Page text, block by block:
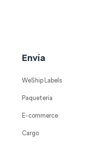
Envía
WeShip Labels
Paqueteria
E-commerce
Cargo